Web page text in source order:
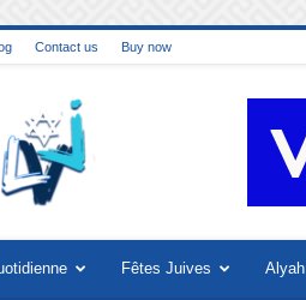
Contact us Buy now
La
vie
juive
Fêtes Juives Alyah